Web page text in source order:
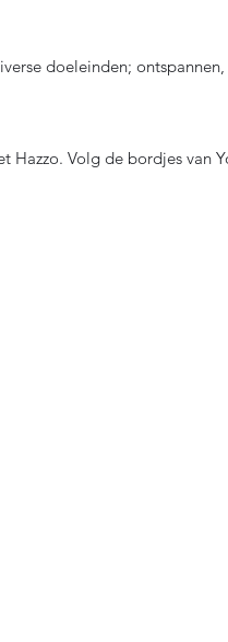
doeleinden;
Hazzo. Volg de bordjes van